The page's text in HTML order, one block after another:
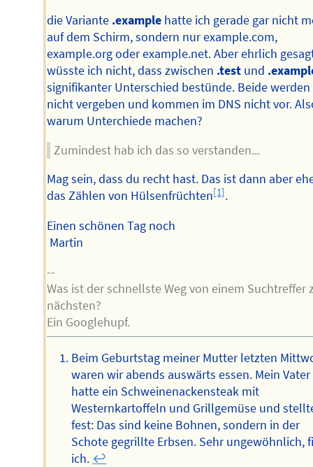
die Variante .example hatte ich gerade gar nicht
auf dem Schirm, sondern nur example.com,
example.org oder example.net. Aber ehrlich
wüsste ich nicht, dass zwischen .test und
signifikanter Unterschied bestünde. Beide werden
nicht vergeben und kommen im DNS nicht vor.
warum Unterchiede machen?
Zumindest hab ich das so verstanden...
Mag sein, dass du recht hast. Das ist dann aber
das Zählen von Hülsenfrüchten[1].
Einen schönen Tag noch
Martin
--
Was ist der schnellste Weg von einem Suchtreffer
nächsten?
Ein Googlehupf.
Beim Geburtstag meiner Mutter letzten
waren wir abends auswärts essen. Mein Vater
hatte ein Schweinenackensteak mit
Westernkartoffeln und Grillgemüse und
fest: Das sind keine Bohnen, sondern in der
Schote gegrillte Erbsen. Sehr ungewöhnlich,
ich. ↩︎